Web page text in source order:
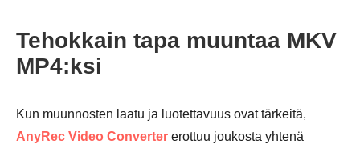
Tehokkain tapa muuntaa MKV
MP4:ksi
Kun muunnosten laatu ja luotettavuus ovat tärkeitä,
AnyRec Video Converter erottuu joukosta yhtenä